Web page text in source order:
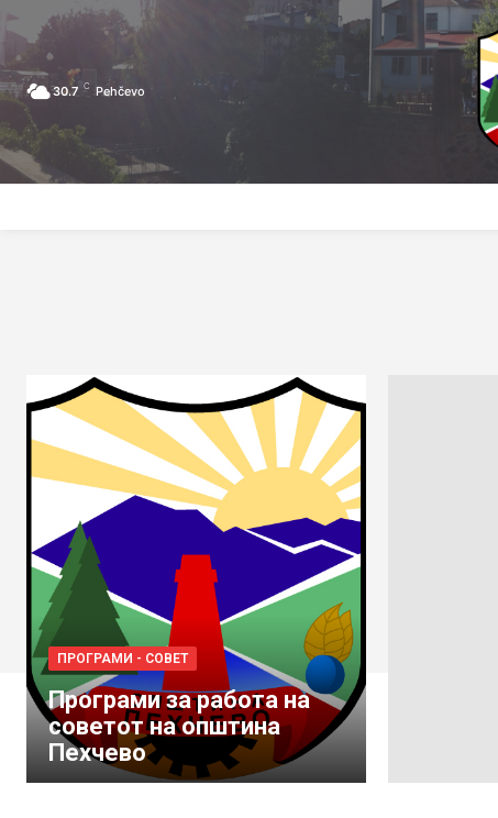
30.7 C Pehčevo
ПРОГРАМИ - СОВЕТ
Програми за работа на
советот на општина
Пехчево